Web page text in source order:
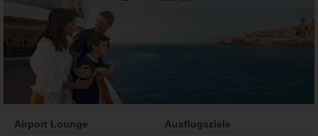
Airport Lounge Ausflugsziele